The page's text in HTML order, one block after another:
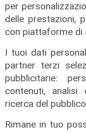
per
delle prestazioni,
con piattaforme di
I tuoi dati
partner terzi
pubblicitarie:
contenuti, analisi
ricerca del
Rimane in tuo
Le ultime trovate
Sampdoria,
di distrazione
massa" e gaffe:
caccia al
l'ex genoano
Mutarelli vice di
furiosi